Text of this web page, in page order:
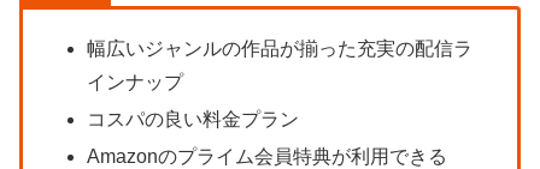
幅広いジャンルの作品が揃った充実の配信ラ
インナップ
コスパの良い料金プラン
Amazonのプライム会員特典が利用できる